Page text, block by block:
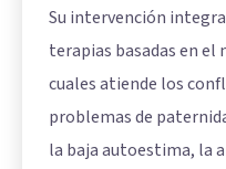
Su intervención
terapias basadas en
cuales atiende los
problemas de
la baja autoestima, la